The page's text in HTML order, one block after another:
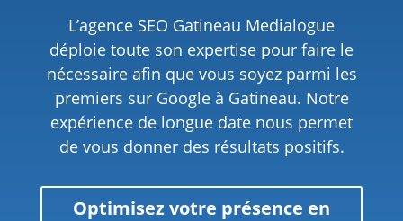
L’agence SEO Gatineau Medialogue
déploie toute son expertise pour faire le
nécessaire afin que vous soyez parmi les
premiers sur Google à Gatineau. Notre
expérience de longue date nous permet
de vous donner des résultats positifs.
Optimisez votre présence en